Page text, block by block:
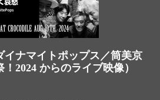
イナマイトポップス／筒美京
2024 からのライブ映像）